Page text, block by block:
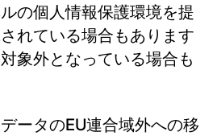
の個人情報保護環境を提
れている場合もあります
象外となっている場合も
ータのEU連合域外への移